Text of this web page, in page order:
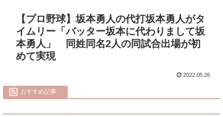
【プロ野球】坂本勇人の代打坂本勇人がタ
イムリー「バッター坂本に代わりまして坂
本勇人」 同姓同名2人の同試合出場が初
めて実現
2022.05.26
おすすめ記事